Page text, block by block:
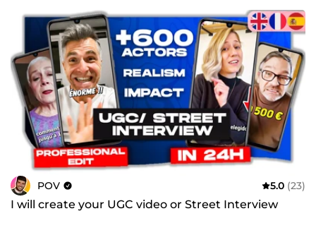
POV 5.0 (23)
I will create your UGC video or Street Interview